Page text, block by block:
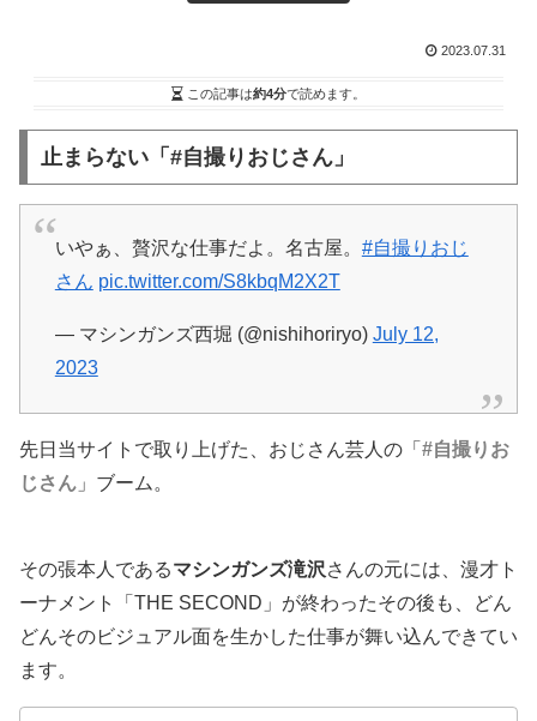
2023.07.31
この記事は約4分で読めます。
止まらない「#自撮りおじさん」
いやぁ、贅沢な仕事だよ。名古屋。 #自撮りおじ
さん pic.twitter.com/S8kbqM2X2T
— マシンガンズ西堀 (@nishihoriryo) July 12,
2023
先日当サイトで取り上げた、おじさん芸人の「 #自撮りお
じさん 」ブーム。
その張本人であるマシンガンズ滝沢さんの元には、漫才ト
ーナメント「THE SECOND」が終わったその後も、どん
どんそのビジュアル面を生かした仕事が舞い込んできてい
ます。